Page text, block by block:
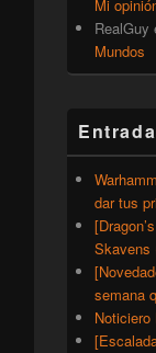
Mi
RealGuy
Mundos
dar tus
Skavens
semana